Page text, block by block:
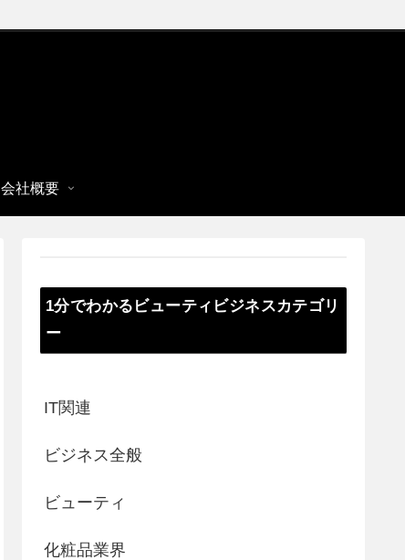
会社概要
1分でわかるビューティビジネスカテゴリ
ー
IT関連
ビジネス全般
ビューティ
化粧品業界